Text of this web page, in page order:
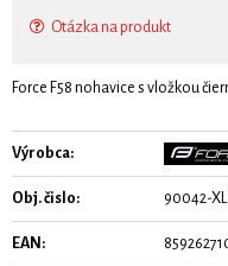
Otázka na produkt
Force F58 nohavice s vložkou
Výrobca:
Obj. čislo: 90042-XL
EAN: